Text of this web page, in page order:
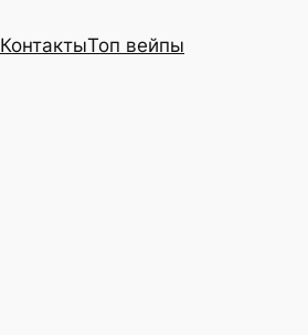
КонтактыТоп вейпы